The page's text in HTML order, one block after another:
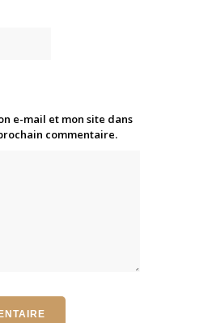
e-mail et mon site dans
commentaire.